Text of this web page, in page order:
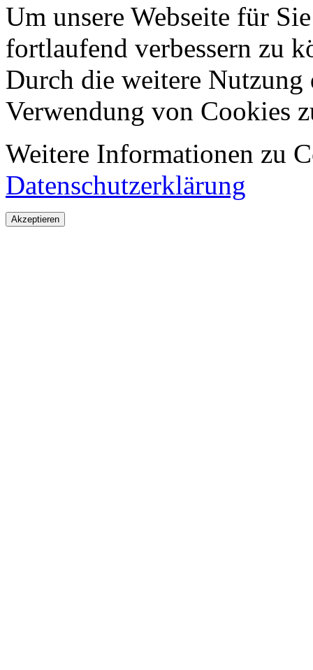
Um unsere Webseite für
fortlaufend verbessern zu
Durch die weitere Nutzung
Verwendung von Cookies
Weitere Informationen zu
Datenschutzerklärung
Akzeptieren